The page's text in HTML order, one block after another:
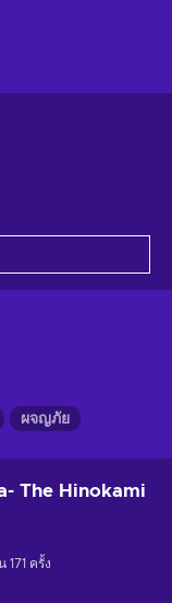
ผจญภัย
The Hinokami
ครั้ง